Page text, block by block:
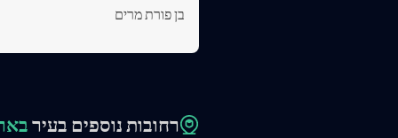
בן פורת מרים
רחובות נוספים בעיר